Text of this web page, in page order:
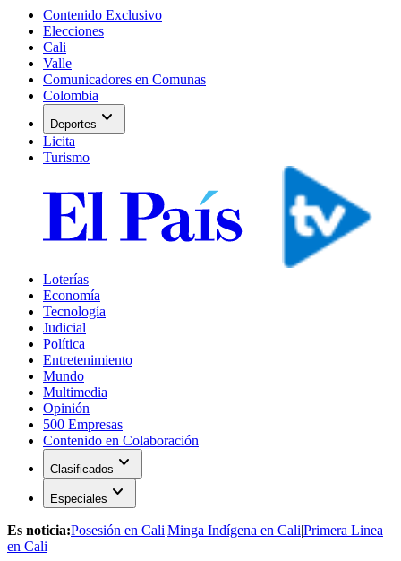
Contenido Exclusivo
Elecciones
Cali
Valle
Comunicadores en Comunas
Colombia
Deportes expand_more
Licita
Turismo
Loterías
Economía
Tecnología
Judicial
Política
Entretenimiento
Mundo
Multimedia
Opinión
500 Empresas
Contenido en Colaboración
Clasificados expand_more
Especiales expand_more
Es noticia:Posesión en Cali|Minga Indígena en Cali|Primera Linea
en Cali